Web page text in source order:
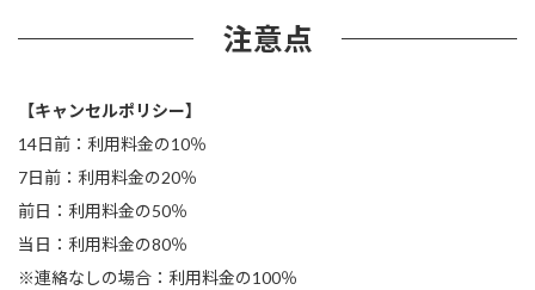
注意点
【キャンセルポリシー】
14日前：利用料金の10％
7日前：利用料金の20％
前日：利用料金の50％
当日：利用料金の80％
※連絡なしの場合：利用料金の100％